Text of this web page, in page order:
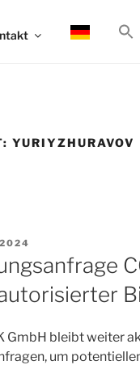
YURIYZHURAVOV
GmbH bleibt weiter
um